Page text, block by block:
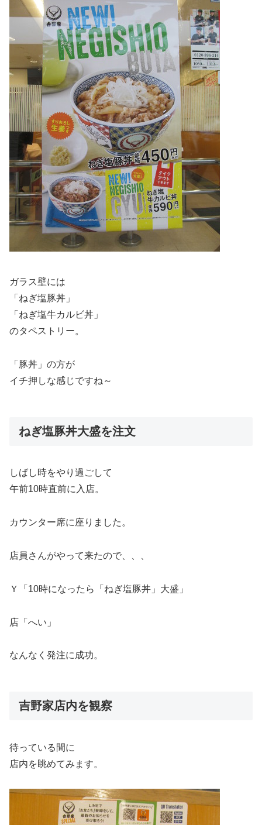
ガラス壁には
「ねぎ塩豚丼」
「ねぎ塩牛カルビ丼」
のタペストリー。
「豚丼」の方が
イチ押しな感じですね～
ねぎ塩豚丼大盛を注文
しばし時をやり過ごして
午前10時直前に入店。
カウンター席に座りました。
店員さんがやって来たので、、、
Ｙ「10時になったら「ねぎ塩豚丼」大盛」
店「へい」
なんなく発注に成功。
吉野家店内を観察
待っている間に
店内を眺めてみます。